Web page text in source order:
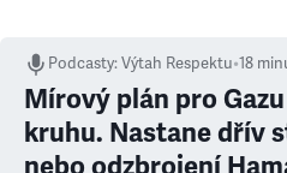
Podcasty:Výtah Respektu•18
Mírový plán pro
kruhu. Nastane dřív
nebo odzbrojení